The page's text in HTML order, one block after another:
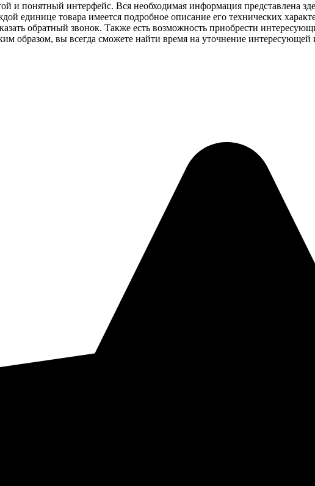
и понятный интерфейс. Вся необходимая информация представлена
единице товара имеется подробное описание его технических
обратный звонок. Также есть возможность приобрести
образом, вы всегда сможете найти время на уточнение